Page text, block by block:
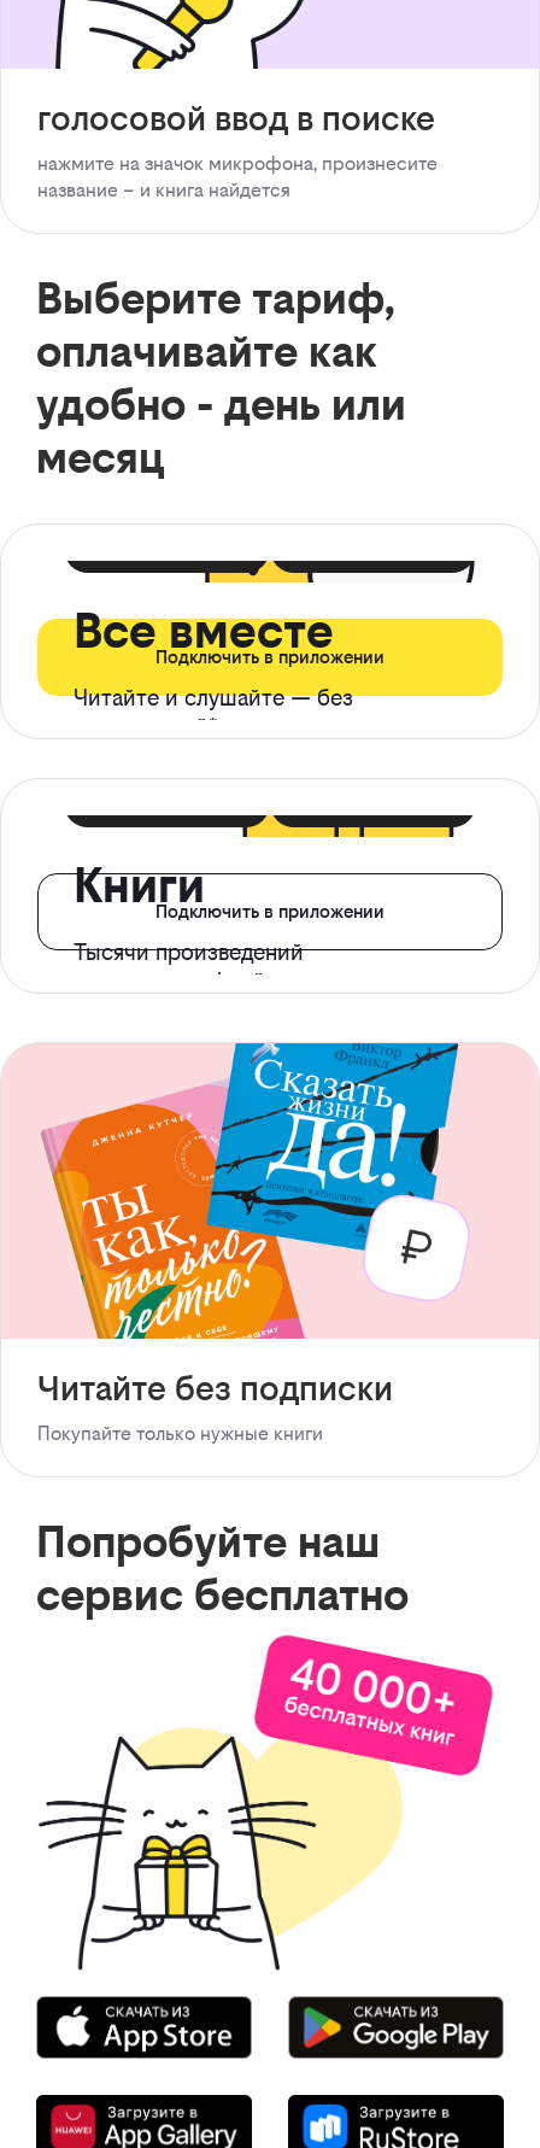
голосовой ввод в поиске
нажмите на значок микрофона, произнесите
название – и книга найдется
Выберите тариф,
оплачивайте как
удобно - день или
месяц
Все вместе
Читайте и слушайте — без
ограничений*
Подключить в приложении
Книги
Тысячи произведений
с доступом офлайн
Подключить в приложении
Читайте без подписки
Покупайте только нужные книги
Попробуйте наш
сервис бесплатно